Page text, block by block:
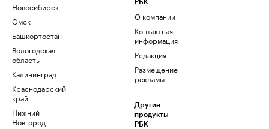
Новосибирск
Омск
Башкортостан
Вологодская
область
Калининград
Краснодарский
край
Нижний
Новгород
РБК
О компании
Контактная
информация
Редакция
Размещение
рекламы
Другие
продукты
РБК